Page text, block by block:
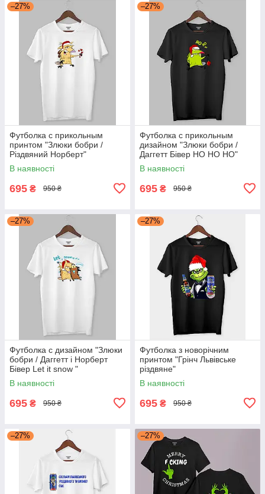
–27%
Футболка с прикольным
принтом "Злюки бобри /
Різдвяний Норберт"
В наявності
695 ₴ 950 ₴
–27%
Футболка с прикольным
дизайном "Злюки бобри /
Даггетт Бівер НО HO HO"
В наявності
695 ₴ 950 ₴
–27%
Футболка с дизайном "Злюки
бобри / Даггетт і Норберт
Бівер Let it snow "
В наявності
695 ₴ 950 ₴
–27%
Футболка з новорічним
принтом "Грінч Львівське
різдвяне"
В наявності
695 ₴ 950 ₴
–27% –27%